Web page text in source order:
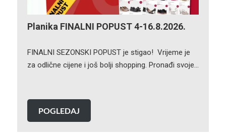
Planika FINALNI POPUST 4-16.8.2026.
FINALNI SEZONSKI POPUST je stigao! Vrijeme je
za odlične cijene i još bolji shopping. Pronađi svoje…
POGLEDAJ